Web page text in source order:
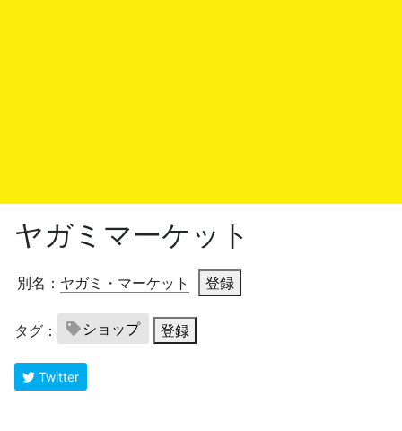
ヤガミマーケット
別名： ヤガミ・マーケット 登録
タグ： ショップ 登録
Twitter